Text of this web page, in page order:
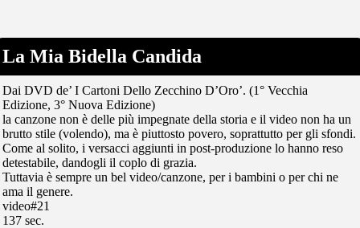
La Mia Bidella Candida
Dai DVD de’ I Cartoni Dello Zecchino D’Oro’. (1° Vecchia
Edizione, 3° Nuova Edizione)
la canzone non è delle più impegnate della storia e il video non ha un
brutto stile (volendo), ma è piuttosto povero, soprattutto per gli sfondi.
Come al solito, i versacci aggiunti in post-produzione lo hanno reso
detestabile, dandogli il coplo di grazia.
Tuttavia è sempre un bel video/canzone, per i bambini o per chi ne
ama il genere.
video#21
137 sec.